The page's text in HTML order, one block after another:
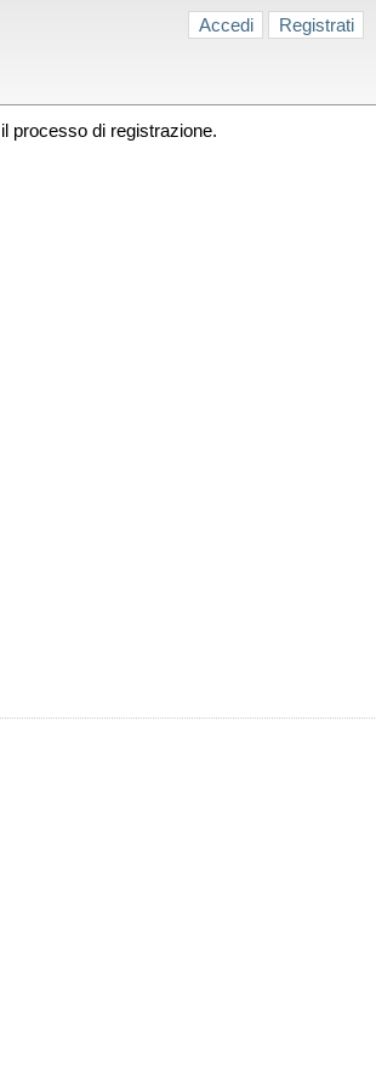
Accedi Registrati
processo di registrazione.